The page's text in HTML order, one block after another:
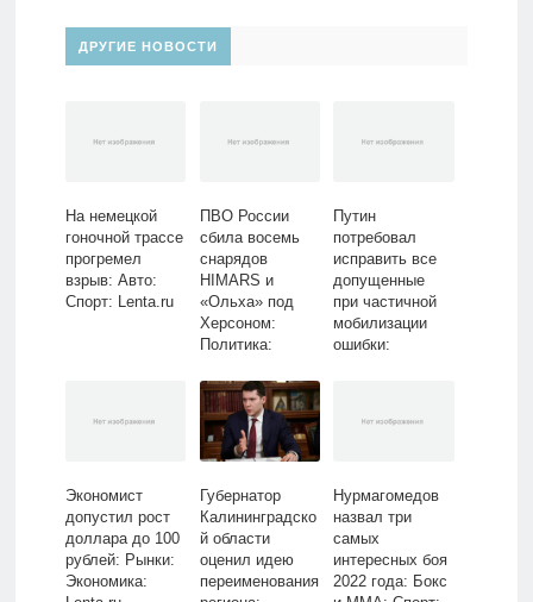
ДРУГИЕ НОВОСТИ
На немецкой
гоночной трассе
прогремел
взрыв: Авто:
Спорт: Lenta.ru
ПВО России
сбила восемь
снарядов
HIMARS и
«Ольха» под
Херсоном:
Политика:
Путин
потребовал
исправить все
допущенные
при частичной
мобилизации
ошибки:
Экономист
допустил рост
доллара до 100
рублей: Рынки:
Экономика:
Губернатор
Калининградско
й области
оценил идею
переименования
Нурмагомедов
назвал три
самых
интересных боя
2022 года: Бокс